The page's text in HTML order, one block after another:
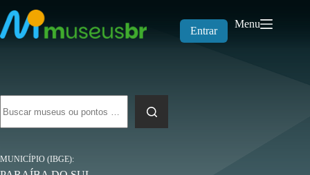
para
o
conteúdo
Entrar
Menu
resultados
MUNICÍPIO (IBGE)